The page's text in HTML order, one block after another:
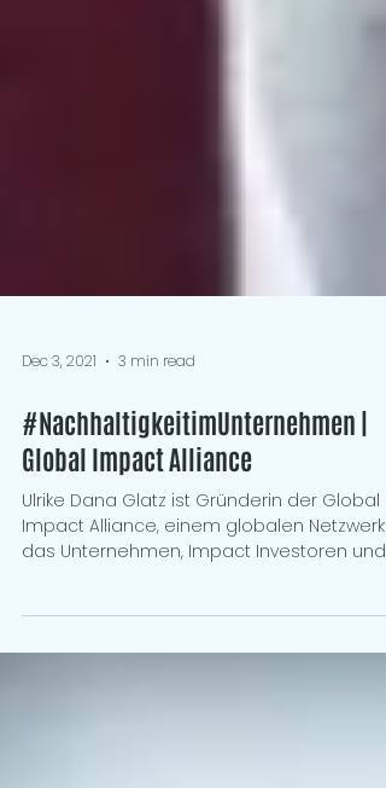
Dec 3, 2021 3 min read
#NachhaltigkeitimUnternehmen |
Global Impact Alliance
Impact Alliance, einem globalen Netzwerk